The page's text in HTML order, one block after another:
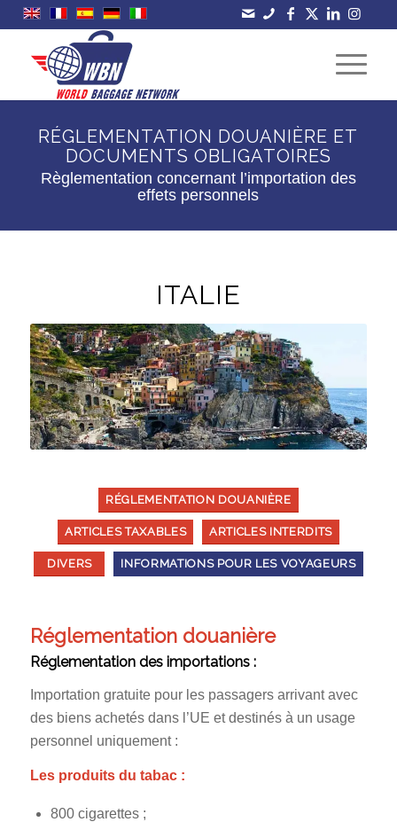
RÉGLEMENTATION DOUANIÈRE ET
DOCUMENTS OBLIGATOIRES
Règlementation concernant l’importation des
effets personnels
ITALIE
RÉGLEMENTATION DOUANIÈRE
ARTICLES TAXABLES ARTICLES INTERDITS
DIVERS INFORMATIONS POUR LES VOYAGEURS
Réglementation douanière
Réglementation des importations :
Importation gratuite pour les passagers arrivant avec
des biens achetés dans l’UE et destinés à un usage
personnel uniquement :
Les produits du tabac :
800 cigarettes ;